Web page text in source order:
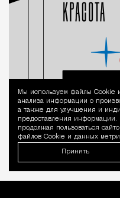
Мы используем файлы Сookie
анализа информации о
а также для улучшения и
предоставления
продолжая пользоваться
файлов Cookie и данных
Принять